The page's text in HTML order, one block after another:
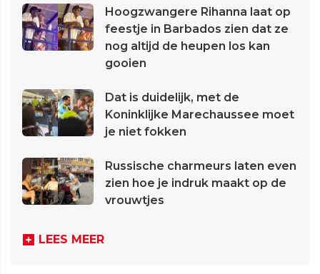
Hoogzwangere Rihanna laat op
feestje in Barbados zien dat ze
nog altijd de heupen los kan
gooien
Dat is duidelijk, met de
Koninklijke Marechaussee moet
je niet fokken
Russische charmeurs laten even
zien hoe je indruk maakt op de
vrouwtjes
LEES MEER